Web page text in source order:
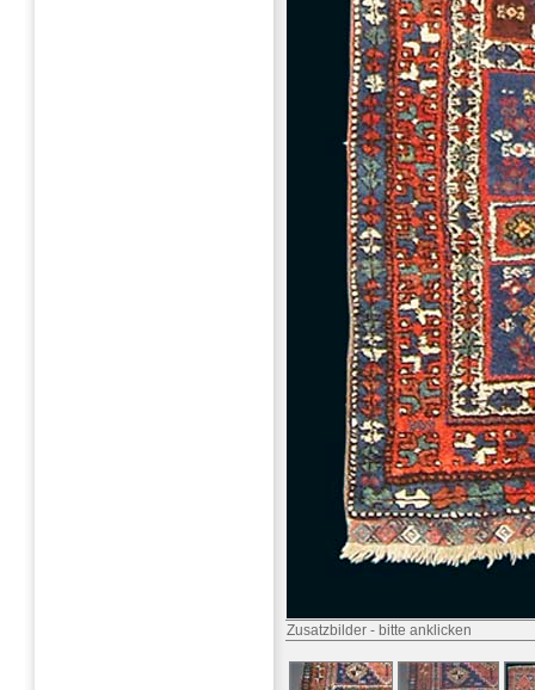
Zusatzbilder - bitte anklicken